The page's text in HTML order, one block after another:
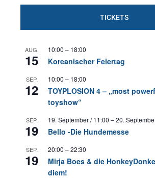
TICKETS
AUG.
15
10:00 – 18:00
Koreanischer Feiertag
SEP.
12
10:00 – 18:00
TOYPLOSION 4 – „most
toyshow“
SEP.
19
19. September / 11:00 –20.
Bello -Die Hundemesse
SEP.
19
20:00 –22:30
Mirja Boes & die
diem!